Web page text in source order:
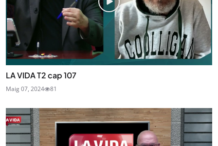
LA VIDA T2 cap 107
Maig 07, 2024 81